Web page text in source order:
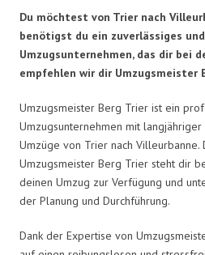
Du möchtest von Trier nach
benötigst du ein zuverlässiges
Umzugsunternehmen, das dir bei
empfehlen wir dir Umzugsmeister
Umzugsmeister Berg Trier ist ein
Umzugsunternehmen mit
Umzüge von Trier nach Villeurbanne.
Umzugsmeister Berg Trier steht dir
deinen Umzug zur Verfügung und
der Planung und Durchführung.
Dank der Expertise von